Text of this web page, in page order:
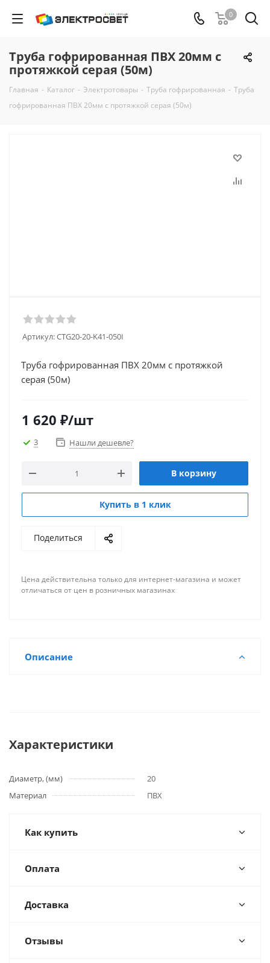
0
Труба гофрированная ПВХ 20мм с
протяжкой серая (50м)
Главная - Каталог - Электротовары - Труба гофрированная - Труба
гофрированная ПВХ 20мм с протяжкой серая (50м)
Артикул:CTG20-20-K41-050I
Труба гофрированная ПВХ 20мм с протяжкой
серая (50м)
1 620 ₽/шт
3 Нашли дешевле?
В корзину
Купить в 1 клик
Поделиться
Цена действительна только для интернет-магазина и может
отличаться от цен в розничных магазинах
Описание
Характеристики
Диаметр, (мм)
20
Материал
ПВХ
Как купить
Оплата
Доставка
Отзывы